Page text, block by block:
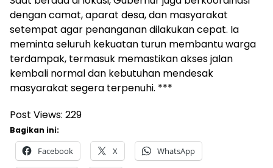
dengan camat, aparat desa, dan masyarakat
setempat agar penanganan dilakukan cepat. Ia
meminta seluruh kekuatan turun membantu warga
terdampak, termasuk memastikan akses jalan
kembali normal dan kebutuhan mendesak
masyarakat segera terpenuhi. ***
Post Views: 229
Bagikan ini:
Facebook X WhatsApp